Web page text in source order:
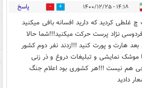
۱۴:۱۸ - ۱۴۰۰/۱۲/۲۵ 1 پاسخ
کردید که دارید افسانه بافی میکنید
نژاد پرست حرکت میکنید!!!شما حالا
بعد هارت و پورت کنید !!!زدند نفر دوم کشور
موشک نمایشی و تبلیغات دروغ و ذر زنی
هم نیست !!!هر کشوری بود اعلام جنگ
دادید